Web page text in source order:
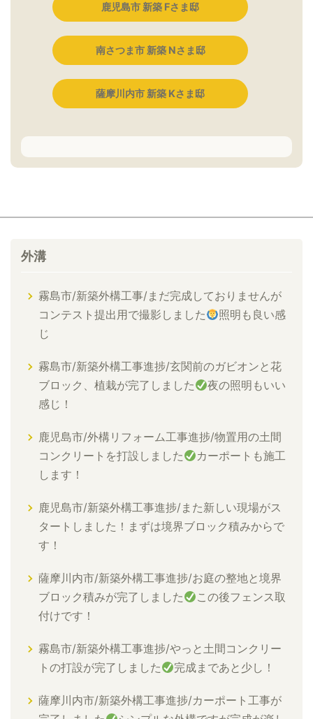
鹿児島市 新築 Fさま邸
南さつま市 新築 Nさま邸
薩摩川内市 新築 Kさま邸
外溝
霧島市/新築外構工事/まだ完成しておりませんが
コンテスト提出用で撮影しました
照明も良い感
じ
霧島市/新築外構工事進捗/玄関前のガビオンと花
ブロック、植栽が完了しました
夜の照明もいい
感じ！
鹿児島市/外構リフォーム工事進捗/物置用の土間
コンクリートを打設しました
カーポートも施工
します！
鹿児島市/新築外構工事進捗/また新しい現場がス
タートしました！まずは境界ブロック積みからで
す！
薩摩川内市/新築外構工事進捗/お庭の整地と境界
ブロック積みが完了しました
この後フェンス取
付けです！
霧島市/新築外構工事進捗/やっと土間コンクリー
トの打設が完了しました
完成まであと少し！
薩摩川内市/新築外構工事進捗/カーポート工事が